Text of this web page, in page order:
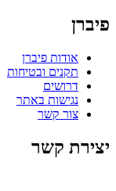
פיברן
אודות פיברן
תקנים ובטיחות
דרושים
נגישות באתר
צור קשר
יצירת קשר